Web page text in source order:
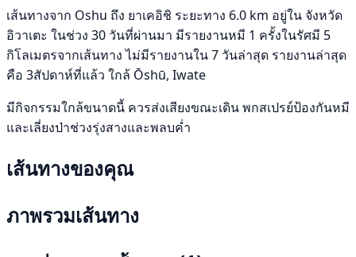
เส้นทางจาก Oshu ถึง ยาเคอิชิ ระยะทาง 6.0 km อยู่ใน จังหวัด
อิวาเตะ ในช่วง 30 วันที่ผ่านมา มีรายงานหมี 1 ครั้งในรัศมี 5
กิโลเมตรจากเส้นทาง ไม่มีรายงานใน 7 วันล่าสุด รายงานล่าสุด
คือ 3สัปดาห์ที่แล้ว ใกล้ Ōshū, Iwate
มีกิจกรรมใกล้ขนาดนี้ ควรส่งเสียงขณะเดิน พกสเปรย์ป้องกันหมี
และเลี่ยงป่าช่วงรุ่งสางและพลบค่ำ
เส้นทางของคุณ
ภาพรวมเส้นทาง